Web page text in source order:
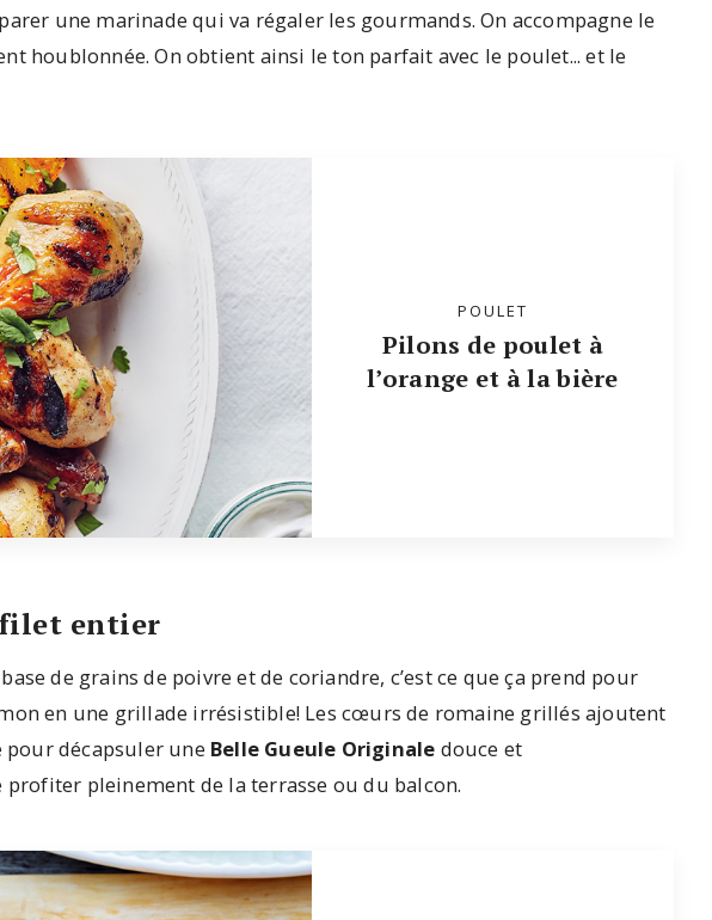
une marinade qui va régaler les gourmands. On accompagne le
houblonnée. On obtient ainsi le ton parfait avec le poulet... et le
POULET
Pilons de poulet à
l’orange et à la bière
entier
de grains de poivre et de coriandre, c’est ce que ça prend pour
en une grillade irrésistible! Les cœurs de romaine grillés ajoutent
pour décapsuler une Belle Gueule Originale douce et
pleinement de la terrasse ou du balcon.